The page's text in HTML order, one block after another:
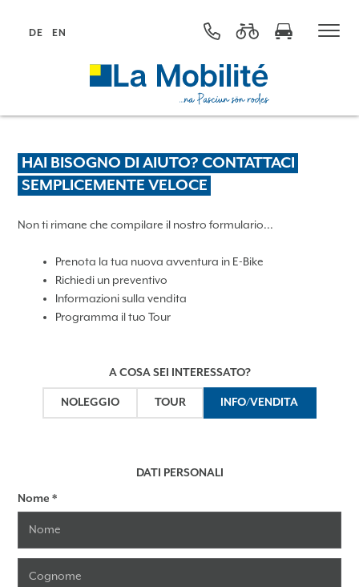
DE EN
HAI BISOGNO DI AIUTO? CONTATTACI
SEMPLICEMENTE VELOCE
Non ti rimane che compilare il nostro formulario...
Prenota la tua nuova avventura in E-Bike
Richiedi un preventivo
Informazioni sulla vendita
Programma il tuo Tour
A COSA SEI INTERESSATO?
NOLEGGIO TOUR INFO/VENDITA
DATI PERSONALI
Nome*